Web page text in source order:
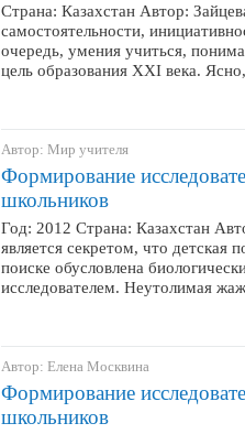
Страна: Казахстан Автор:
самостоятельности,
очередь, умения учиться,
цель образования XXI века.
Автор: Мир учителя
Формирование
школьников
Год: 2012 Страна: Казахстан
является секретом, что детская
поиске обусловлена
исследователем. Неутолимая
Автор: Елена Москвина
Формирование
школьников